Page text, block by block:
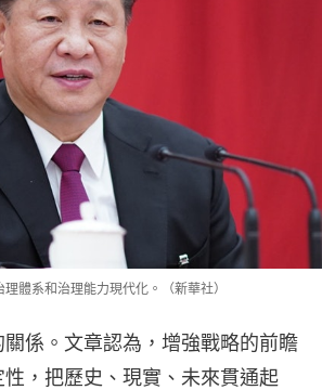
體系和治理能力現代化。（新華社）
係。文章認為，增強戰略的前瞻
，把歷史、現實、未來貫通起